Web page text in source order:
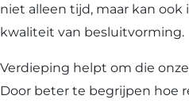
niet alleen tijd, maar kan
kwaliteit van besluitvorming.
Verdieping helpt om die
Door beter te begrijpen hoe